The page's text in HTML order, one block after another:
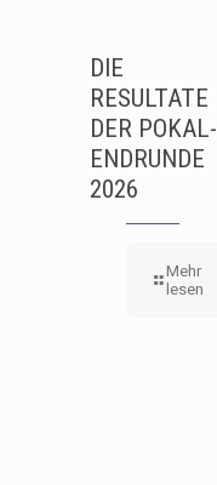
DIE
RESULTATE
DER POKAL-
ENDRUNDE
2026
Mehr
lesen